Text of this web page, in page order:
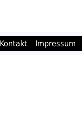
Kontakt Impressum